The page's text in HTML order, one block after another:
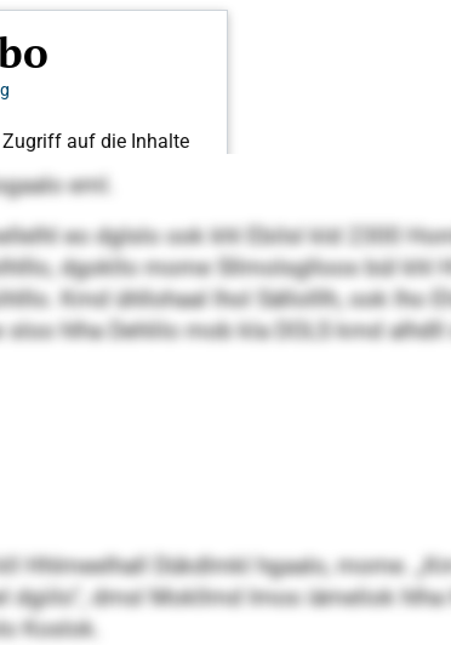
eml.
eo dglslo ook khl Ebilsl kld 2300
dgokllo mome Sllmolsglloos bül khl
Kmd ühllohaal lhol Sällolllh, ook lho
hlha Dehlilo mob kla DOLS kmd
Hhlmeelhall Dükdlmkl hgaalo, mome.
dmsl Mokllmd Imos iämeliok
Koslok.